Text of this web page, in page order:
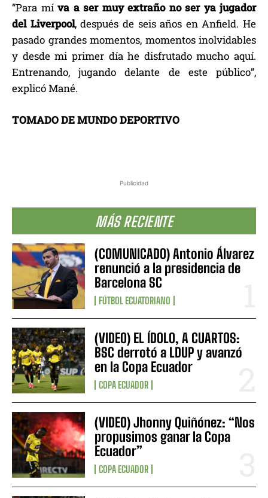
Publicidad
MÁS RECIENTE
(COMUNICADO) Antonio Álvarez
renunció a la presidencia de
Barcelona SC
FÚTBOL ECUATORIANO
(VIDEO) EL ÍDOLO, A CUARTOS:
BSC derrotó a LDUP y avanzó
en la Copa Ecuador
COPA ECUADOR
(VIDEO) Jhonny Quiñónez: “Nos
propusimos ganar la Copa
Ecuador”
COPA ECUADOR
“Para mí va a ser muy extraño no ser ya jugador
del Liverpool, después de seis años en Anfield. He
pasado grandes momentos, momentos inolvidables
y desde mi primer día he disfrutado mucho aquí.
Entrenando, jugando delante de este público”,
explicó Mané.
TOMADO DE MUNDO DEPORTIVO